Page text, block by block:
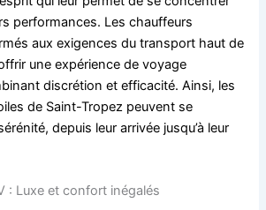
performances. Les chauffeurs
aux exigences du transport haut de
une expérience de voyage
discrétion et efficacité. Ainsi, les
de Saint-Tropez peuvent se
depuis leur arrivée jusqu’à leur
: Luxe et confort inégalés